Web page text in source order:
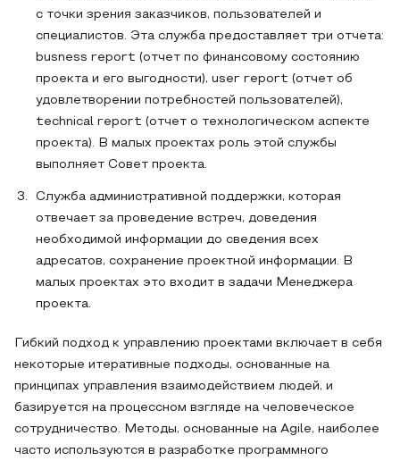
с точки зрения заказчиков, пользователей и
специалистов. Эта служба предоставляет три отчета:
busness report (отчет по финансовому состоянию
проекта и его выгодности), user report (отчет об
удовлетворении потребностей пользователей),
technical report (отчет о технологическом аспекте
проекта). В малых проектах роль этой службы
выполняет Совет проекта.
Служба административной поддержки, которая
отвечает за проведение встреч, доведения
необходимой информации до сведения всех
адресатов, сохранение проектной информации. В
малых проектах это входит в задачи Менеджера
проекта.
Гибкий подход к управлению проектами включает в себя
некоторые итеративные подходы, основанные на
принципах управления взаимодействием людей, и
базируется на процессном взгляде на человеческое
сотрудничество. Методы, основанные на Agile, наиболее
часто используются в разработке программного